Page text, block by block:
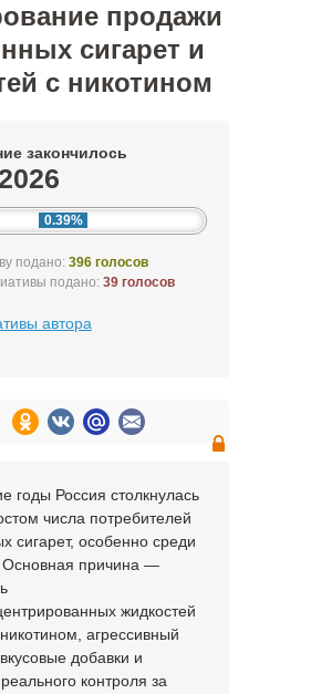
продажи
сигарет и
с никотином
закончилось
0.39%
подано: 396 голосов
подано: 39 голосов
автора
годы Россия столкнулась
числа потребителей
сигарет, особенно среди
причина —
жидкостей
агрессивный
добавки и
контроля за